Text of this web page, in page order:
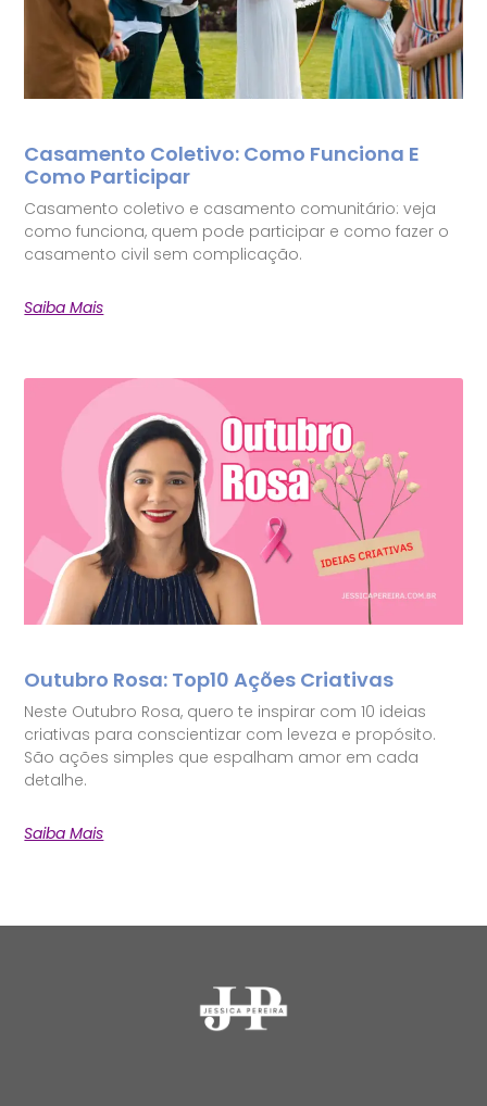
Casamento Coletivo: Como Funciona E
Como Participar
Casamento coletivo e casamento comunitário: veja
como funciona, quem pode participar e como fazer o
casamento civil sem complicação.
Saiba Mais
Outubro Rosa: Top10 Ações Criativas
Neste Outubro Rosa, quero te inspirar com 10 ideias
criativas para conscientizar com leveza e propósito.
São ações simples que espalham amor em cada
detalhe.
Saiba Mais